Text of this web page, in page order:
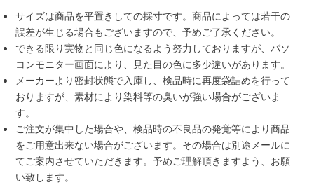
サイズは商品を平置きしての採寸です。商品によっては若干の
誤差が生じる場合もございますので、予めご了承ください。
できる限り実物と同じ色になるよう努力しておりますが、パソ
コンモニター画面により、見た目の色に多少違いがあります。
メーカーより密封状態で入庫し、検品時に再度袋詰めを行って
おりますが、素材により染料等の臭いが強い場合がございま
す。
ご注文が集中した場合や、検品時の不良品の発覚等により商品
をご用意出来ない場合がございます。その場合は別途メールに
てご案内させていただきます。予めご理解頂きますよう、お願
い致します。